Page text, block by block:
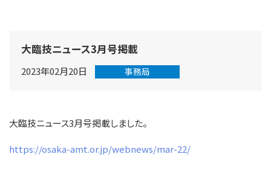
大臨技ニュース3月号掲載
2023年02月20日 事務局
大臨技ニュース3月号掲載しました。
https://osaka-amt.or.jp/webnews/mar-22/